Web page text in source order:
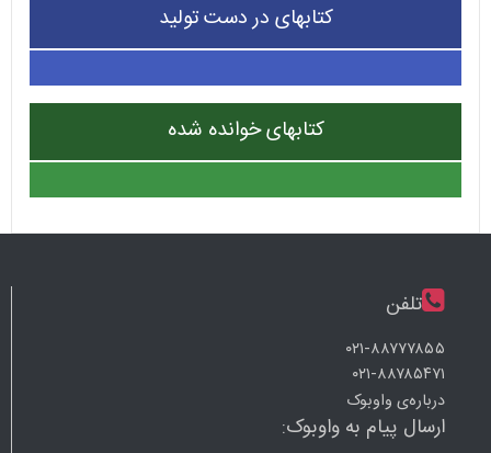
کتابهای در دست تولید
کتابهای خوانده شده
تلفن
۰۲۱-۸۸۷۷۷۸۵۵
۰۲۱-۸۸۷۸۵۴۷۱
درباره‌ی واوبوک
ارسال پیام به واوبوک: